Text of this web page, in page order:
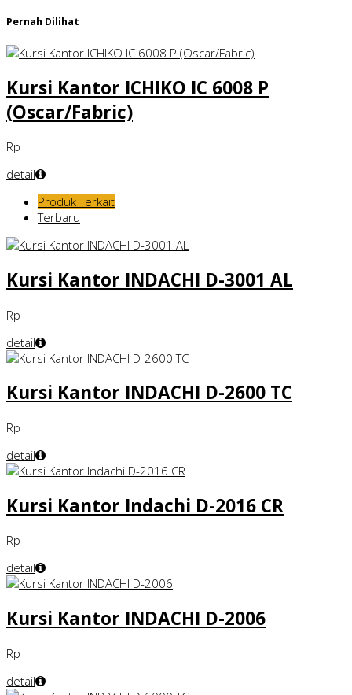
Pernah Dilihat
Kursi Kantor ICHIKO IC 6008 P
(Oscar/Fabric)
Rp
detail
Produk Terkait
Terbaru
Kursi Kantor INDACHI D-3001 AL
Rp
detail
Kursi Kantor INDACHI D-2600 TC
Rp
detail
Kursi Kantor Indachi D-2016 CR
Rp
detail
Kursi Kantor INDACHI D-2006
Rp
detail